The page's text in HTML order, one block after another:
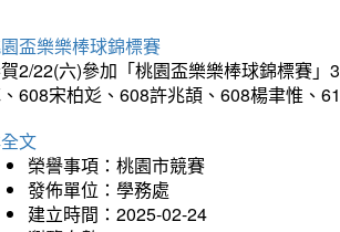
盃樂樂棒球錦標賽
2/22(六)參加「桃園盃樂樂棒球錦標賽
608宋柏彣、608許兆頡、608楊聿惟、
文
榮譽事項：桃園市競賽
發佈單位：學務處
建立時間：2025-02-24